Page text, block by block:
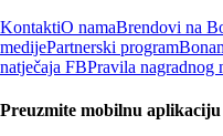
KontaktiO namaBrendovi na
medijePartnerski program
natječaja FBPravila nagradnog
Preuzmite mobilnu aplikaciju